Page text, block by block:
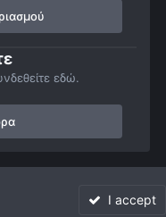
εδώ.
I accept